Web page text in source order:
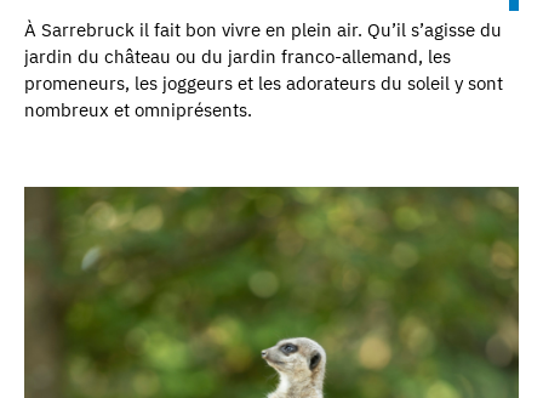
À Sarrebruck il fait bon vivre en plein air. Qu’il s’agisse du
jardin du château ou du jardin franco-allemand, les
promeneurs, les joggeurs et les adorateurs du soleil y sont
nombreux et omniprésents.